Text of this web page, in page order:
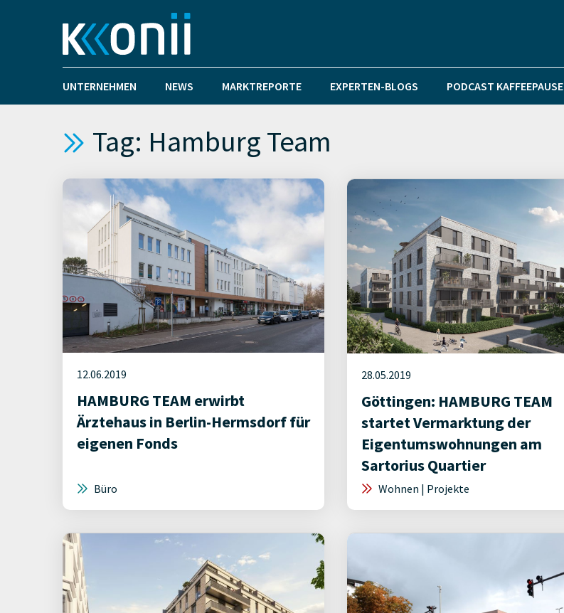
UNTERNEHMEN NEWS MARKTREPORTE EXPERTEN-BLOGS PODCAST KAFFEEPAUSE
Tag: Hamburg Team
12.06.2019
HAMBURG TEAM erwirbt
Ärztehaus in Berlin-Hermsdorf für
eigenen Fonds
Büro
28.05.2019
Göttingen: HAMBURG TEAM
startet Vermarktung der
Eigentumswohnungen am
Sartorius Quartier
Wohnen | Projekte